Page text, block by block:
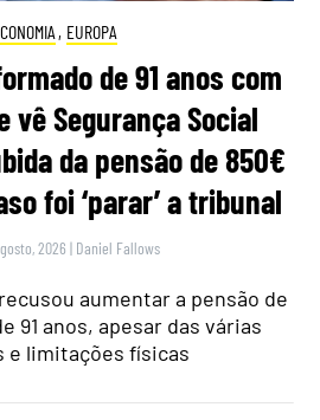
, EUROPA
de 91 anos com
vê Segurança Social
da pensão de 850€
foi ‘parar’ a tribunal
2026 | Daniel Fallows
aumentar a pensão de
91 anos, apesar das várias
e limitações físicas